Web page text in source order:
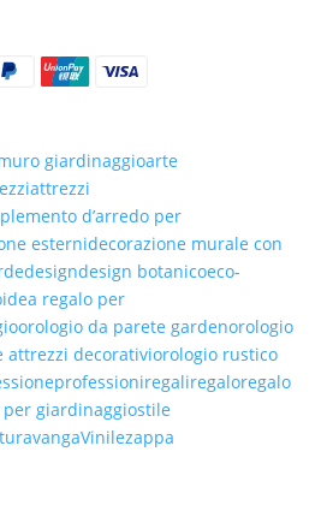
giardinaggioarte
attrezzi
d’arredo per
esternidecorazione murale con
designdesign botanicoeco-
idea regalo per
orologio da parete gardenorologio
attrezzi decorativiorologio rustico
professioniregaliregaloregalo
giardinaggiostile
vangaVinilezappa